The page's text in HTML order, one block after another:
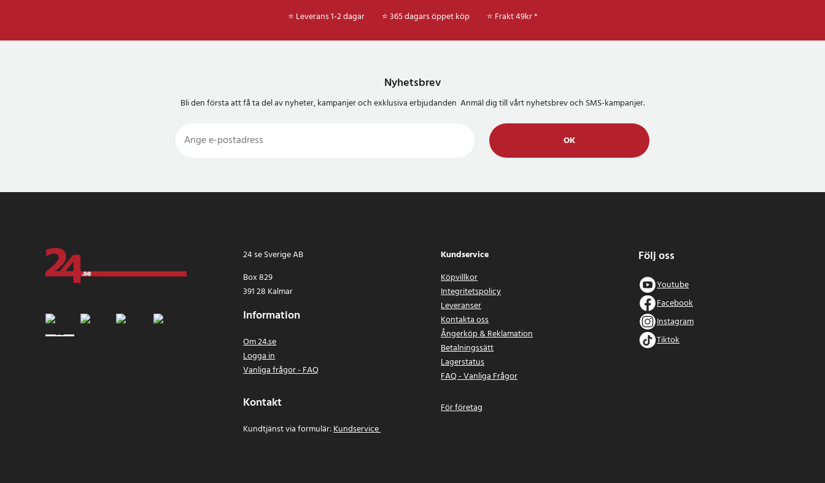
⭐ Leverans 1-2 dagar ⭐ 365 dagars öppet köp ⭐ Frakt 49kr *
Nyhetsbrev
Bli den första att få ta del av nyheter, kampanjer och exklusiva erbjudanden Anmäl dig till vårt nyhetsbrev och SMS-kampanjer.
OK
24 se Sverige AB
Box 829
391 28 Kalmar
Information
Om 24.se
Logga in
Vanliga frågor - FAQ
Kontakt
Kundtjänst via formulär:Kundservice
Kundservice
Köpvillkor
Integritetspolicy
Leveranser
Kontakta oss
Ångerköp & Reklamation
Betalningssätt
Lagerstatus
FAQ - Vanliga Frågor
För företag
Följ oss
Youtube
Facebook
Instagram
Tiktok